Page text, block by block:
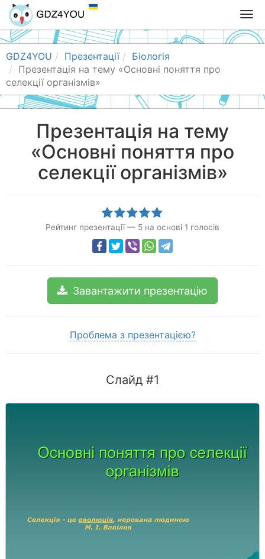
T
o
g
n
a
GDZ4YOU Презентації
Біологія
Презентація на тему «Основні поняття про
селекції організмів»
Презентація на тему
«Основні поняття про
селекції організмів»
Рейтинг презентації — 5 на основі 1 голосів
Завантажити презентацію
Проблема з презентацією?
Слайд #1